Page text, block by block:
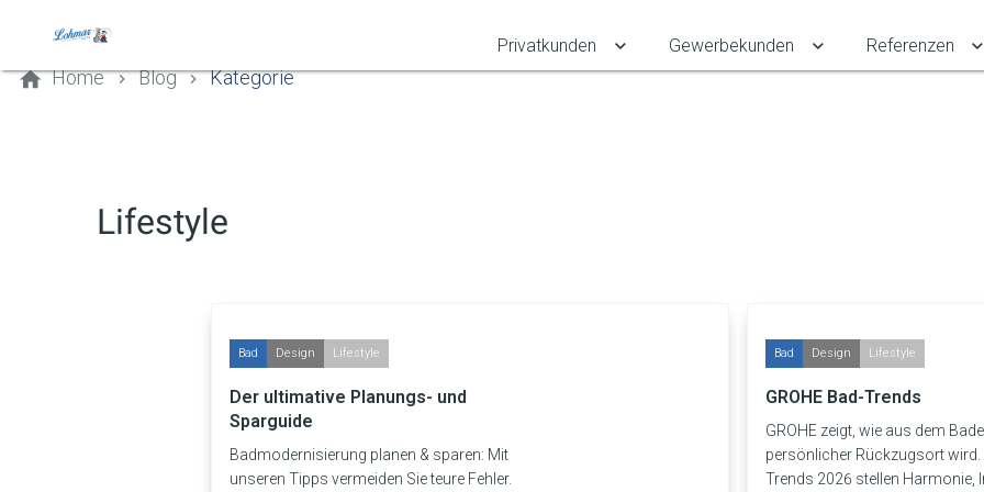
Privatkunden
Untermenü für Privatkunden umschalten
Gewerbekunden Untermenü für
Referenzen
Home Blog Kategorie
Lifestyle
Bad Design Lifestyle
Der ultimative Planungs- und
Sparguide
Badmodernisierung planen & sparen: Mit
unseren Tipps vermeiden Sie teure Fehler.
Bad Design Lifestyle
GROHE Bad-Trends
GROHE zeigt, wie aus dem
persönlicher Rückzugsort wird.
Trends 2026 stellen Harmonie,